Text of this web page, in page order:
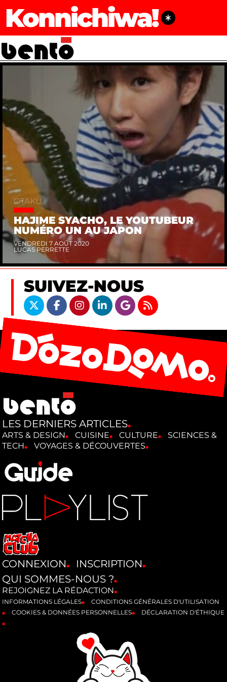
Konnichiwa!
OTAKU
HAJIME SYACHO, LE YOUTUBEUR
NUMÉRO UN AU JAPON
VENDREDI 7 AOÛT 2020
LUCAS PERRETTE
SUIVEZ-NOUS
LES DERNIERS ARTICLES
ARTS & DESIGN CUISINE CULTURE
SCIENCES &
TECH
VOYAGES & DÉCOUVERTES
CONNEXION
INSCRIPTION
QUI SOMMES-NOUS ?
REJOIGNEZ LA RÉDACTION
INFORMATIONS LÉGALES
CONDITIONS GÉNÉRALES D'UTILISATION
COOKIES & DONNÉES PERSONNELLES
DÉCLARATION D'ÉTHIQUE